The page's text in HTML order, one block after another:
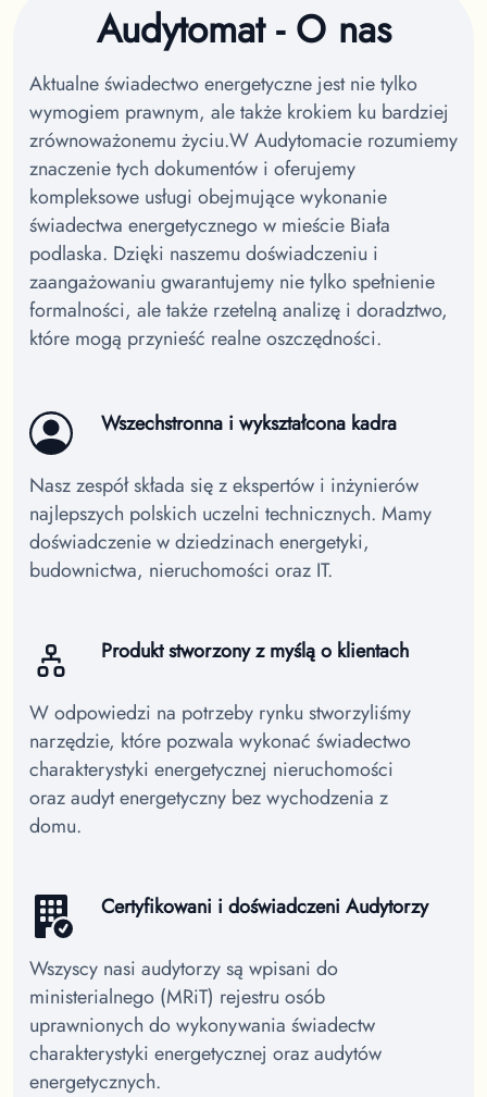
Audytomat - O nas
Aktualne świadectwo energetyczne jest nie tylko
wymogiem prawnym, ale także krokiem ku bardziej
zrównoważonemu życiu.W Audytomacie rozumiemy
znaczenie tych dokumentów i oferujemy
kompleksowe usługi obejmujące wykonanie
świadectwa energetycznego w mieście Biała
podlaska. Dzięki naszemu doświadczeniu i
zaangażowaniu gwarantujemy nie tylko spełnienie
formalności, ale także rzetelną analizę i doradztwo,
które mogą przynieść realne oszczędności.
Wszechstronna i wykształcona kadra
Nasz zespół składa się z ekspertów i inżynierów
najlepszych polskich uczelni technicznych. Mamy
doświadczenie w dziedzinach energetyki,
budownictwa, nieruchomości oraz IT.
Produkt stworzony z myślą o klientach
W odpowiedzi na potrzeby rynku stworzyliśmy
narzędzie, które pozwala wykonać świadectwo
charakterystyki energetycznej nieruchomości
oraz audyt energetyczny bez wychodzenia z
domu.
Certyfikowani i doświadczeni Audytorzy
Wszyscy nasi audytorzy są wpisani do
ministerialnego (MRiT) rejestru osób
uprawnionych do wykonywania świadectw
charakterystyki energetycznej oraz audytów
energetycznych.